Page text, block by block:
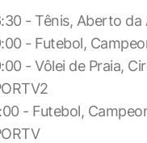
- Tênis, Aberto da
- Futebol,
- Vôlei de Praia,
- Futebol,